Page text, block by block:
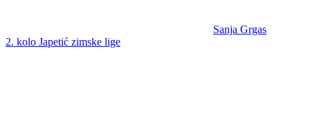
Sanja Grgas
2. kolo Japetić zimske lige